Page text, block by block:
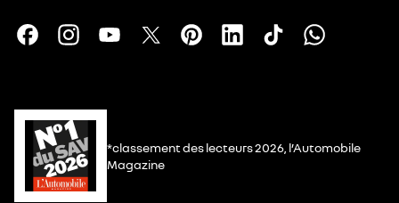
*classement des lecteurs 2026, l’Automobile
Magazine